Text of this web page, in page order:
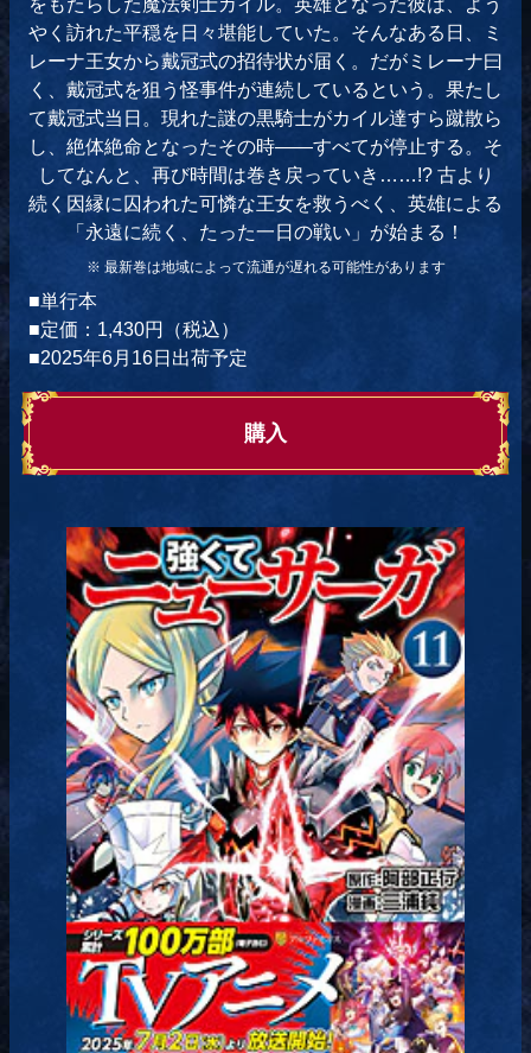
をもたらした魔法剣士カイル。英雄となった彼は、よう
やく訪れた平穏を日々堪能していた。そんなある日、ミ
レーナ王女から戴冠式の招待状が届く。だがミレーナ曰
く、戴冠式を狙う怪事件が連続しているという。果たし
て戴冠式当日。現れた謎の黒騎士がカイル達すら蹴散ら
し、絶体絶命となったその時――すべてが停止する。そ
してなんと、再び時間は巻き戻っていき……!? 古より
続く因縁に囚われた可憐な王女を救うべく、英雄による
「永遠に続く、たった一日の戦い」が始まる！
※ 最新巻は地域によって流通が遅れる可能性があります
■単行本
■定価：1,430円（税込）
■2025年6月16日出荷予定
購入